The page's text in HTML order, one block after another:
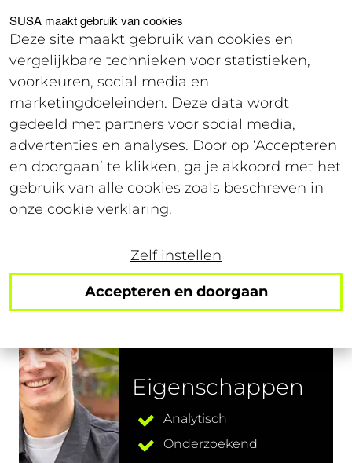
SUSA maakt gebruik van cookies
Deze site maakt gebruik van cookies en
vergelijkbare technieken voor statistieken,
voorkeuren, social media en
marketingdoeleinden. Deze data wordt
gedeeld met partners voor social media,
advertenties en analyses. Door op ‘Accepteren
en doorgaan’ te klikken, ga je akkoord met het
gebruik van alle cookies zoals beschreven in
onze cookie verklaring.
Zelf instellen
Accepteren en doorgaan
Voor studenten Voor werkgevers
Offerte
Flexibele juridisch talenten
Dossierbeheer,
administratieve
ondersteuning, cliëntcontact,
opstellen van documenten,
Eigenschappen
Analytisch
Onderzoekend